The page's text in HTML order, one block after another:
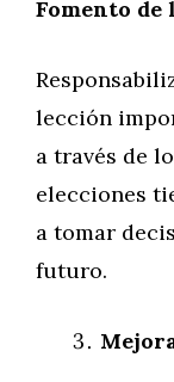
Fomento de
lección
a través de
elecciones
a tomar
futuro.